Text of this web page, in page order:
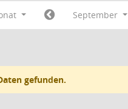
September
gefunden.